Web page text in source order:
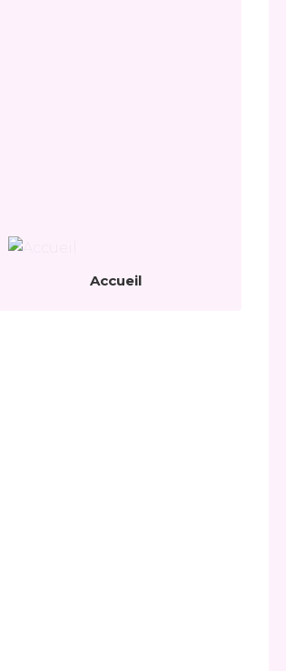
Accueil